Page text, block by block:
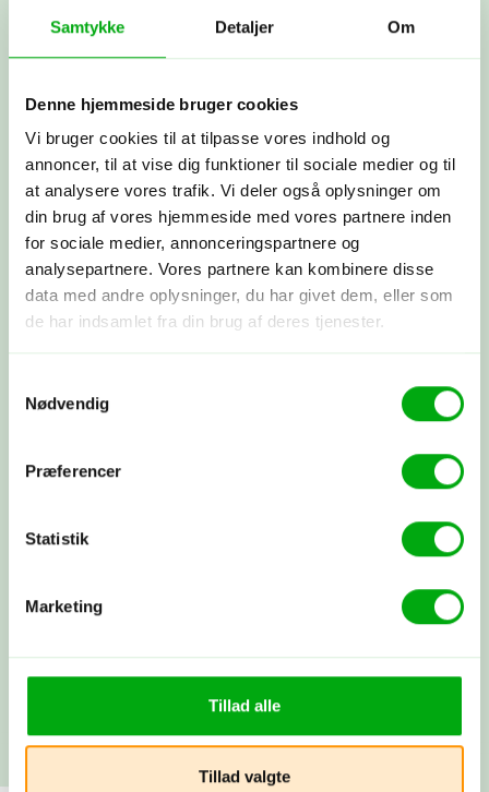
Samtykke Detaljer Om
Denne hjemmeside bruger cookies
Vi bruger cookies til at tilpasse vores indhold og
annoncer, til at vise dig funktioner til sociale medier og til
at analysere vores trafik. Vi deler også oplysninger om
din brug af vores hjemmeside med vores partnere inden
for sociale medier, annonceringspartnere og
analysepartnere. Vores partnere kan kombinere disse
data med andre oplysninger, du har givet dem, eller som
de har indsamlet fra din brug af deres tjenester.
Nødvendig
Præferencer
Statistik
Marketing
Tillad alle
Tillad valgte
praktiske.
Få et tilbud
Ring til os på 3315 3322, få et tilbud
hereller book et møde med os. Det er
helt uforpligtende at få et tilbud.
Skræddersyet rejse
Du betaler depositum, vi booker alt som
rejsepapirer, så du rigtig kan glæde